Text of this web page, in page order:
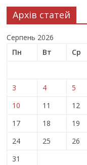
Архів статей
Серпень 2026
Пн
Вт Ср
3
4 5
10
11 12
17
18 19
24
25 26
31